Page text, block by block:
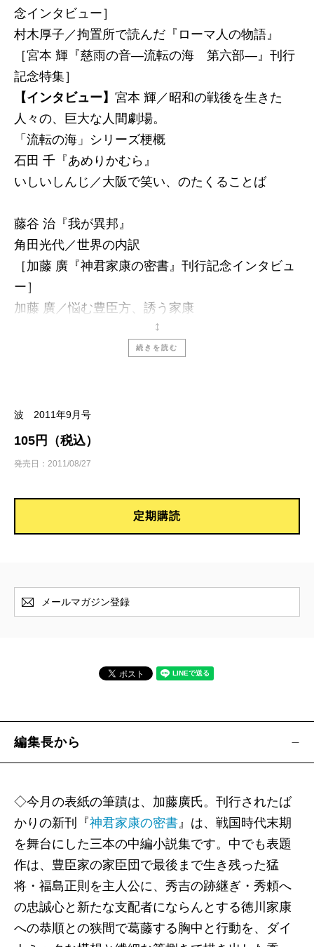
念インタビュー］
村木厚子／拘置所で読んだ『ローマ人の物語』
［宮本 輝『慈雨の音―流転の海 第六部―』刊行
記念特集］
【インタビュー】 宮本 輝／昭和の戦後を生きた
人々の、巨大な人間劇場。
「流転の海」シリーズ梗概
石田 千『あめりかむら』
いしいしんじ／大阪で笑い、のたくることば
藤谷 治『我が異邦』
角田光代／世界の内訳
［加藤 廣『神君家康の密書』刊行記念インタビュ
ー］
加藤 廣／悩む豊臣方、誘う家康
村上貴史／もはや“悪魔的”。なんという小説なん
越谷オサム『いとみち』
藤田香織／「普通」なのに圧巻!? 地味系青春小
団 鬼六・黒岩由起子『手術は、しません―父と娘
の「ガン闘病」450日―』
たちの記録―』
海堂 尊・監修『救命―東日本大震災、医師たちの
今尾恵介・監修『日本鉄道旅行地図帳 東日本大震
日本鉄道旅行地図帳編集部／地図と写真で語り継
ぐ「大震災と鉄道」
藤田紘一郎『こころの免疫学』（新潮選書）
椎名 誠／脳と腸、どっちがエライか
今泉恂之介『子規は何を葬ったのか―空白の俳句
史百年―』（新潮選書）
続きを読む
波 2011年9月号
105円（税込）
発売日：2011/08/27
定期購読
メールマガジン登録
編集長から
◇今月の表紙の筆蹟は、加藤廣氏。刊行されたば
かりの新刊『神君家康の密書』は、戦国時代末期
を舞台にした三本の中編小説集です。中でも表題
作は、豊臣家の家臣団で最後まで生き残った猛
将・福島正則を主人公に、秀吉の跡継ぎ・秀頼へ
の忠誠心と新たな支配者にならんとする徳川家康
への恭順との狭間で葛藤する胸中と行動を、ダイ